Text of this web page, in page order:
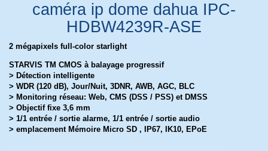
caméra ip dome dahua IPC-
HDBW4239R-ASE
2 mégapixels full-color starlight
STARVIS TM CMOS à balayage progressif
> Détection intelligente
> WDR (120 dB), Jour/Nuit, 3DNR, AWB, AGC, BLC
> Monitoring réseau: Web, CMS (DSS / PSS) et DMSS
> Objectif fixe 3,6 mm
> 1/1 entrée / sortie alarme, 1/1 entrée / sortie audio
> emplacement Mémoire Micro SD , IP67, IK10, EPoE